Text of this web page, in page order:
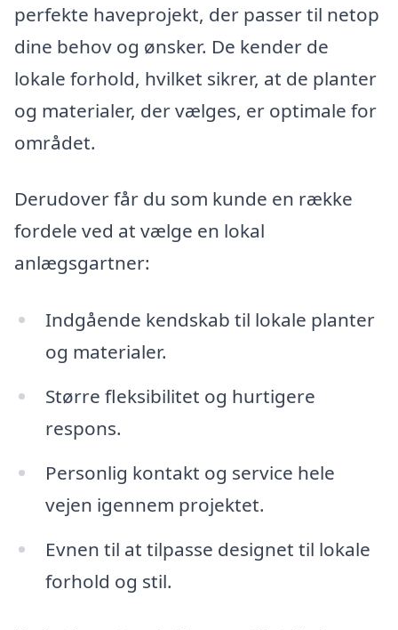
perfekte haveprojekt, der passer til netop
dine behov og ønsker. De kender de
lokale forhold, hvilket sikrer, at de planter
og materialer, der vælges, er optimale for
området.
Derudover får du som kunde en række
fordele ved at vælge en lokal
anlægsgartner:
Indgående kendskab til lokale planter
og materialer.
Større fleksibilitet og hurtigere
respons.
Personlig kontakt og service hele
vejen igennem projektet.
Evnen til at tilpasse designet til lokale
forhold og stil.